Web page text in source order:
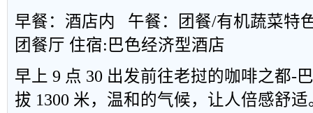
早餐：酒店内
午餐：团餐/有机蔬菜特
团餐厅 住宿: 巴色经济型酒店
早上 9 点 30 出发前往老挝的咖啡之都-
拔 1300 米，温和的气候，让人倍感舒